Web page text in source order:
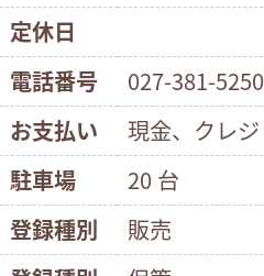
定休日
電話番号
027-381-5250
お支払い
現金、クレ
駐車場
20 台
登録種別
販売